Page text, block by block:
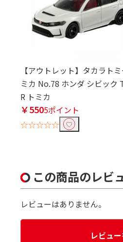
【アウトレット】タカラト
ミカ No.78 ホンダ シビック
R トミカ
￥5505ポイント
☆☆☆☆☆
この商品のレビ
レビューはありません。
レビュ